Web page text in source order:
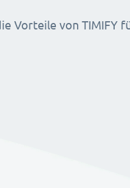
Vorteile von TIMIFY